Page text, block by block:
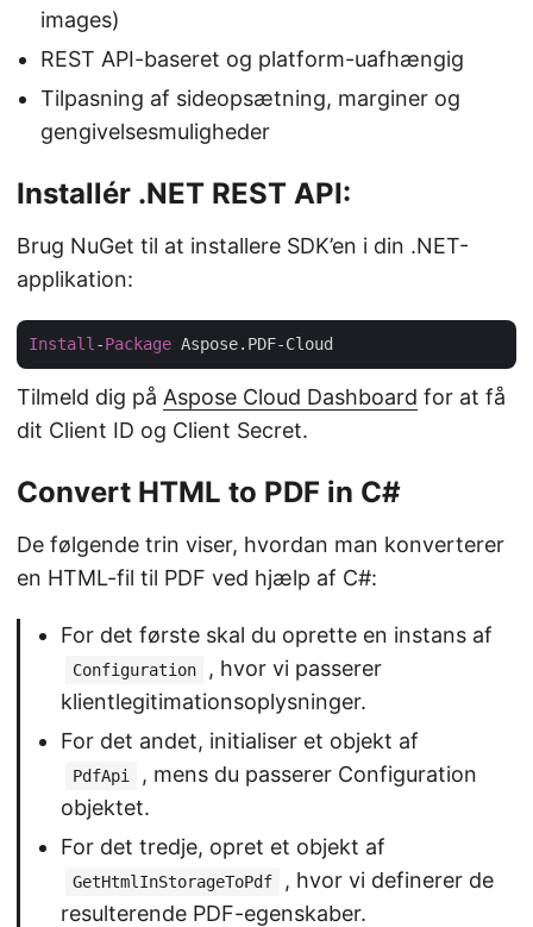
images)
REST API-baseret og platform-uafhængig
Tilpasning af sideopsætning, marginer og
gengivelsesmuligheder
Installér .NET REST API:
Brug NuGet til at installere SDK’en i din .NET-
applikation:
Install -Package
Tilmeld dig på Aspose Cloud Dashboard for at få
dit Client ID og Client Secret.
Convert HTML to PDF in C#
De følgende trin viser, hvordan man konverterer
en HTML-fil til PDF ved hjælp af C#:
For det første skal du oprette en instans af
Configuration
, hvor vi passerer
klientlegitimationsoplysninger.
For det andet, initialiser et objekt af
PdfApi
, mens du passerer Configuration
objektet.
For det tredje, opret et objekt af
GetHtmlInStorageToPdf
, hvor vi definerer de
resulterende PDF-egenskaber.